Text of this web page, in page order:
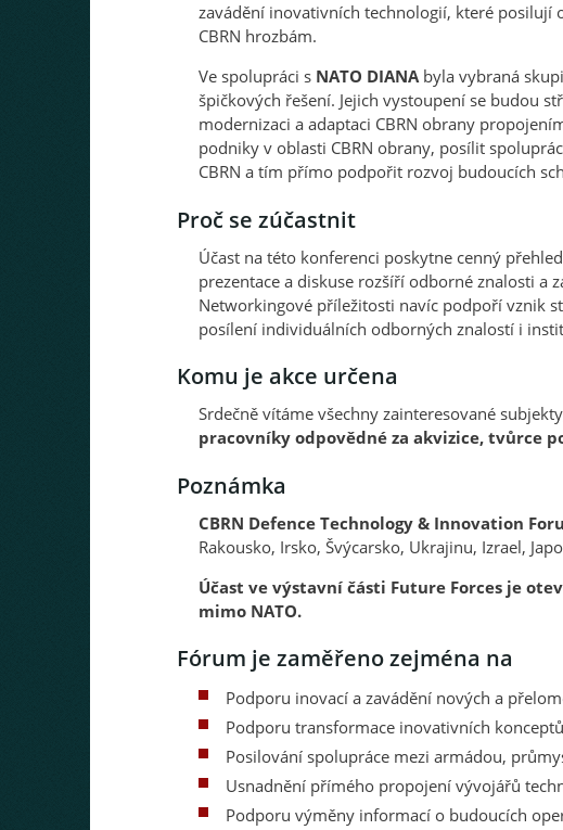
zavádění inovativních technologií, které
CBRN hrozbám.
Ve spolupráci s NATO DIANA byla vybraná
špičkových řešení. Jejich vystoupení se budou
modernizaci a adaptaci CBRN obrany
podniky v oblasti CBRN obrany, posílit
CBRN a tím přímo podpořit rozvoj budoucích
Proč se zúčastnit
Účast na této konferenci poskytne cenný
prezentace a diskuse rozšíří odborné znalosti
Networkingové příležitosti navíc podpoří vznik
posílení individuálních odborných znalostí i
Komu je akce určena
Srdečně vítáme všechny zainteresované
pracovníky odpovědné za akvizice, tvůrce
Poznámka
CBRN Defence Technology & Innovation
Rakousko, Irsko, Švýcarsko, Ukrajinu, Izrael,
Účast ve výstavní části Future Forces je
mimo NATO.
Fórum je zaměřeno zejména na
Podporu inovací a zavádění nových a
Podporu transformace inovativních
Posilování spolupráce mezi armádou,
Usnadnění přímého propojení vývojářů
Podporu výměny informací o budoucích